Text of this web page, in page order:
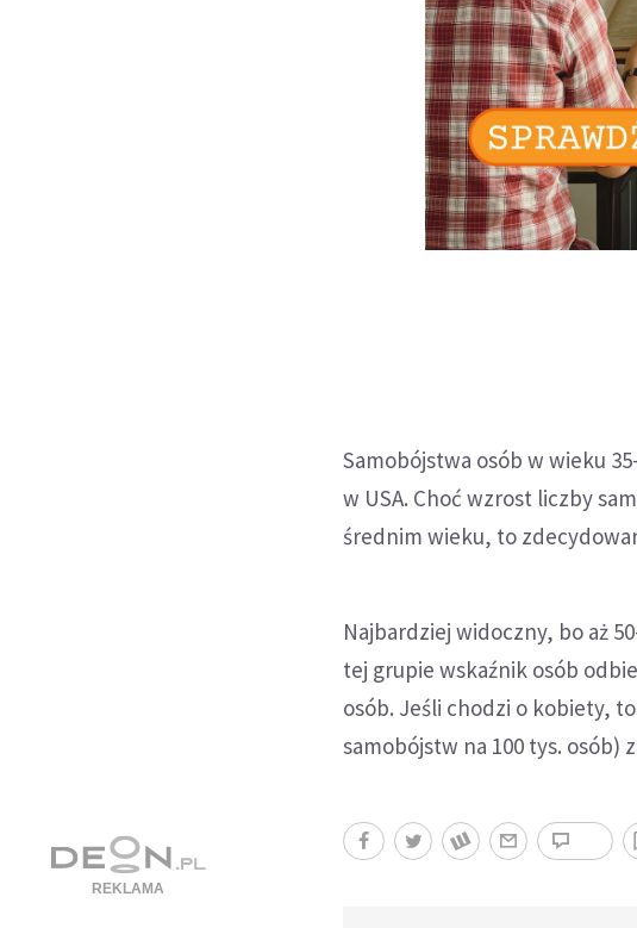
Samobójstwa osób w wieku
w USA. Choć wzrost liczby
średnim wieku, to
Najbardziej widoczny, bo aż
tej grupie wskaźnik osób
osób. Jeśli chodzi o kobiety,
samobójstw na 100 tys. osób)